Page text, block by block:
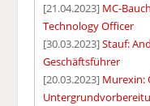
[21.04.2023] MC-
Technology Officer
[30.03.2023]Stauf:
Geschäftsführer
[20.03.2023] Murexin: